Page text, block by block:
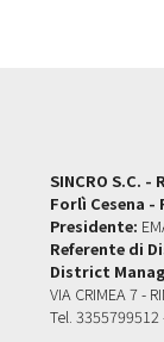
SINCRO S.C. -
Forlì Cesena -
Presidente:
Referente di
District
VIA CRIMEA 7 -
Tel.